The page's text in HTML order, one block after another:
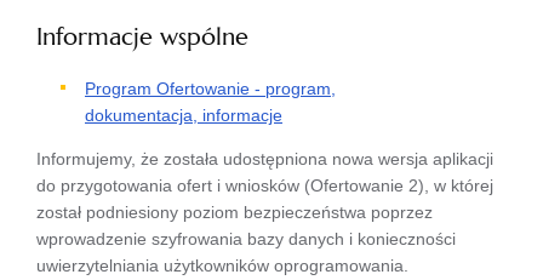
Informacje wspólne
Program Ofertowanie - program,
dokumentacja, informacje
Informujemy, że została udostępniona nowa wersja aplikacji
do przygotowania ofert i wniosków (Ofertowanie 2), w której
został podniesiony poziom bezpieczeństwa poprzez
wprowadzenie szyfrowania bazy danych i konieczności
uwierzytelniania użytkowników oprogramowania.